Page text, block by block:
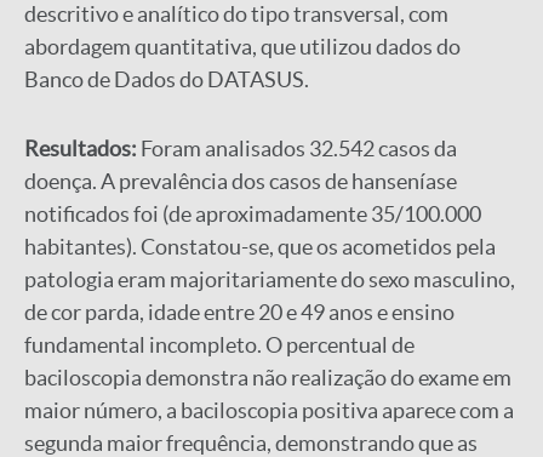
descritivo e analítico do tipo transversal, com
abordagem quantitativa, que utilizou dados do
Banco de Dados do DATASUS.
Resultados: Foram analisados 32.542 casos da
doença. A prevalência dos casos de hanseníase
notificados foi (de aproximadamente 35/100.000
habitantes). Constatou-se, que os acometidos pela
patologia eram majoritariamente do sexo masculino,
de cor parda, idade entre 20 e 49 anos e ensino
fundamental incompleto. O percentual de
baciloscopia demonstra não realização do exame em
maior número, a baciloscopia positiva aparece com a
segunda maior frequência, demonstrando que as